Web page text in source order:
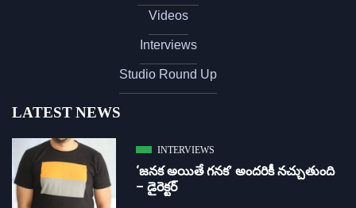
Videos
Interviews
Studio Round Up
LATEST NEWS
INTERVIEWS
‘జ‌న‌క అయితే గ‌న‌క‌’ అందరికీ నచ్చుతుంది
– డైరెక్ట‌ర్